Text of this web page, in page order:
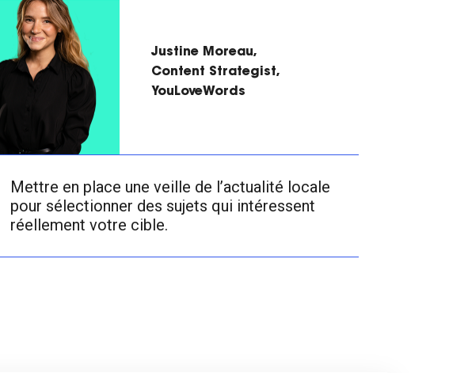
Justine Moreau,
Content Strategist,
YouLoveWords
Mettre en place une veille de l’actualité locale
pour sélectionner des sujets qui intéressent
réellement votre cible.